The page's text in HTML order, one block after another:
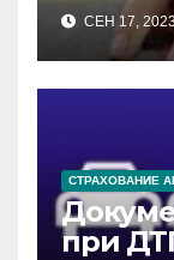
СЕН 17,
СТРАХОВАНИЕ
при